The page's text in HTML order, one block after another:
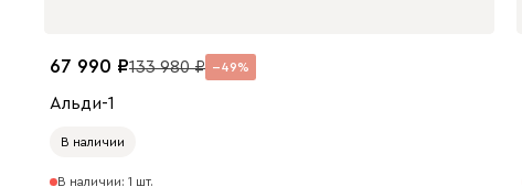
67 990 133 980 49
Альди-1
В наличии
В наличии: 1 шт.